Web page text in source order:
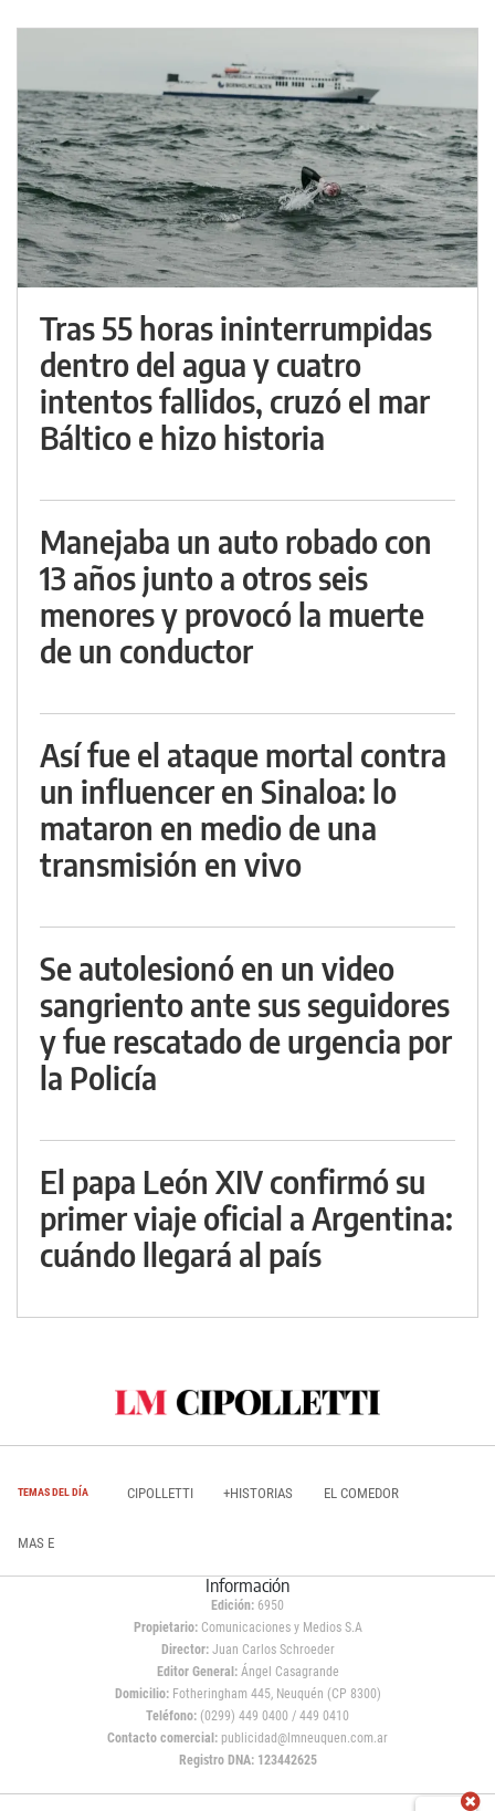
Tras 55 horas ininterrumpidas
dentro del agua y cuatro
intentos fallidos, cruzó el mar
Báltico e hizo historia
Manejaba un auto robado con
13 años junto a otros seis
menores y provocó la muerte
de un conductor
Así fue el ataque mortal contra
un influencer en Sinaloa: lo
mataron en medio de una
transmisión en vivo
Se autolesionó en un video
sangriento ante sus seguidores
y fue rescatado de urgencia por
la Policía
El papa León XIV confirmó su
primer viaje oficial a Argentina:
cuándo llegará al país
TEMAS DEL DÍA CIPOLLETTI +HISTORIAS EL COMEDOR
MAS E
Información
Edición: 6950
Propietario:Comunicaciones y Medios S.A
Director: Juan Carlos Schroeder
Editor General:Ángel Casagrande
Domicilio:Fotheringham 445, Neuquén (CP 8300)
Teléfono: (0299) 449 0400 / 449 0410
Contacto comercial: publicidad@lmneuquen.com.ar
Registro DNA: 123442625